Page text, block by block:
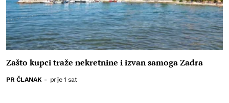
Zašto kupci traže nekretnine i izvan samoga Zadra
PR ČLANAK - prije 1 sat